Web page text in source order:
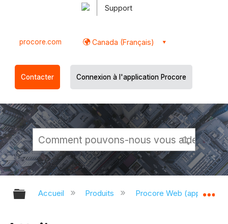
Support
procore.com Canada (Français)
Contacter Connexion à l'application Procore
Développer/réduire la hiérarchie
Accueil Produits Procore Web